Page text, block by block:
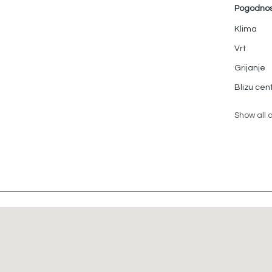
Klima
Vrt
Grijanje
Blizu
Show all